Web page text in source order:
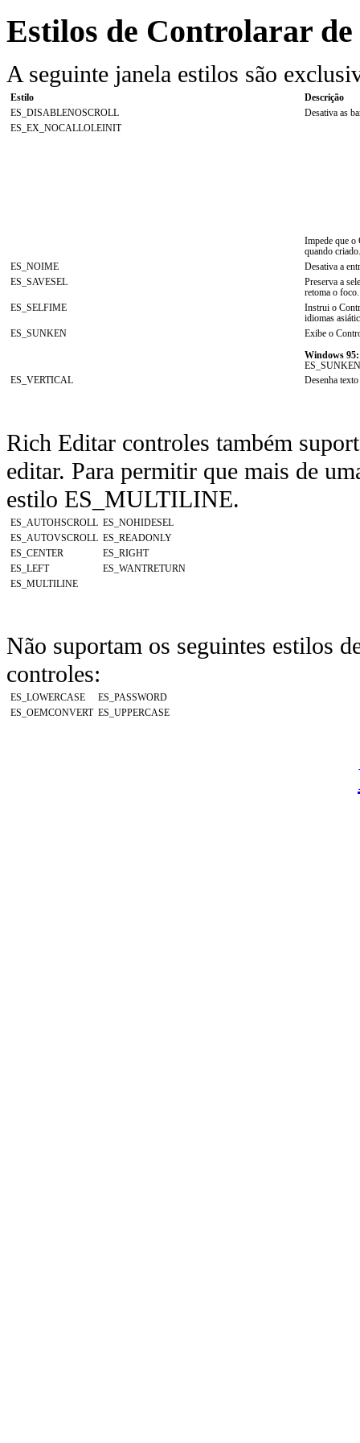
Estilos de Controlarar
A seguinte janela estilos são
Estilo
Descrição
ES_DISABLENOSCROLL
Desativa as
ES_EX_NOCALLOLEINIT
Impede que o
quando
ES_NOIME
Desativa a
ES_SAVESEL
Preserva a
retoma o foco.
ES_SELFIME
Instrui o
idiomas
ES_SUNKEN
Exibe o
Windows 95:
ES_VERTICAL
Desenha
Rich Editar controles também
editar. Para permitir que mais de
estilo ES_MULTILINE.
ES_AUTOHSCROLL ES_NOHIDESEL
ES_AUTOVSCROLL ES_READONLY
ES_CENTER
ES_RIGHT
ES_LEFT
ES_WANTRETURN
ES_MULTILINE
Não suportam os seguintes estilos
controles:
ES_LOWERCASE
ES_PASSWORD
ES_OEMCONVERT ES_UPPERCASE